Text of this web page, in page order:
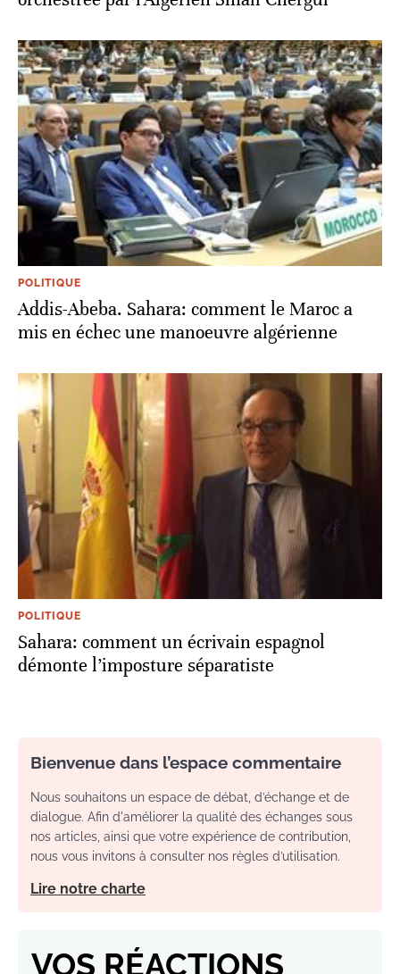
POLITIQUE
Addis-Abeba. Sahara: comment le Maroc a
mis en échec une manoeuvre algérienne
POLITIQUE
Sahara: comment un écrivain espagnol
démonte l’imposture séparatiste
Bienvenue dans l’espace commentaire
Nous souhaitons un espace de débat, d’échange et de
dialogue. Afin d'améliorer la qualité des échanges sous
nos articles, ainsi que votre expérience de contribution,
nous vous invitons à consulter nos règles d’utilisation.
Lire notre charte
VOS RÉACTIONS